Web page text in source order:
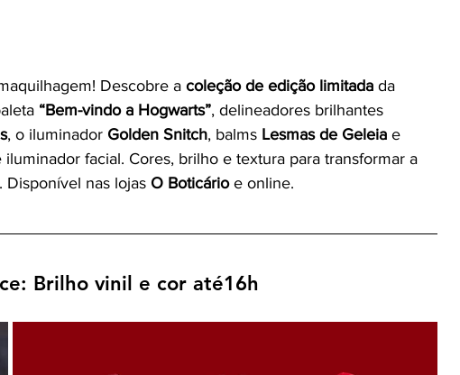
Descobre a coleção de edição limitada da
“Bem-vindo a Hogwarts”, delineadores brilhantes
, o iluminador Golden Snitch, balms Lesmas de Geleia e
facial. Cores, brilho e textura para transformar a
nas lojas O Boticário e online.
Brilho vinil e cor até16h